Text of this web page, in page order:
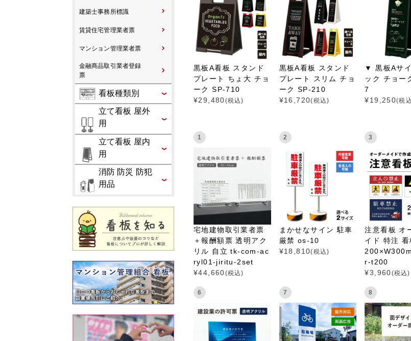
建築士事務所標識
賃貸住宅管理業者票
マンション管理業者票
金融商品取引業者登録
票
看板種類別
立て看板 屋外
用
立て看板 屋内
用
消防 防災 防犯
用品
黒板A看板 スタンド
プレート ちょ大 チョ
ーク SP-710
¥29,480(税込)
黒板A看板 スタンド
プレート スリム チョ
ーク SP-210
¥16,720(税込)
▼ 黒板Aサ
ック チョー
7
¥19,250(税
1
宅地建物取引業者票
＋報酬額票 透明アク
リル 自立 tk-com-ac
ryl01-jiritu-2set
¥44,660(税込)
2
まかせなサイン 駐車
厳禁 os-10
¥18,810(税込)
3
注意看板 オ
イド 特注 看
r-t200
¥3,960(税込)
6 7 8